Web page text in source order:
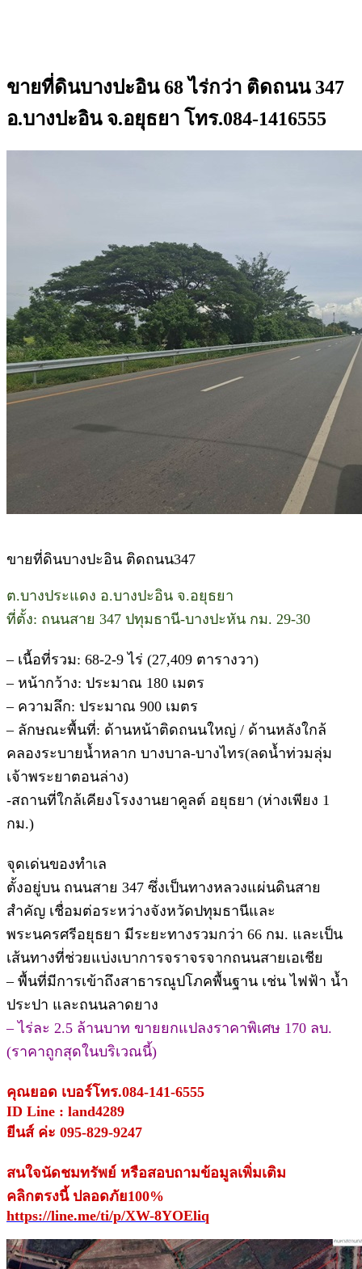
ขายที่ดินบางปะอิน 68 ไร่กว่า ติดถนน 347
อ.บางปะอิน จ.อยุธยา โทร.084-1416555
ขายที่ดินบางปะอิน ติดถนน347
ต.บางประแดง อ.บางปะอิน จ.อยุธยา
ที่ตั้ง: ถนนสาย 347 ปทุมธานี-บางปะหัน กม. 29-30
– เนื้อที่รวม: 68-2-9 ไร่ (27,409 ตารางวา)
– หน้ากว้าง: ประมาณ 180 เมตร
– ความลึก: ประมาณ 900 เมตร
– ลักษณะพื้นที่: ด้านหน้าติดถนนใหญ่ / ด้านหลังใกล้
คลองระบายน้ำหลาก บางบาล-บางไทร(ลดน้ำท่วมลุ่ม
เจ้าพระยาตอนล่าง)
-สถานที่ใกล้เคียงโรงงานยาคูลต์ อยุธยา (ห่างเพียง 1
กม.)
จุดเด่นของทำเล
ตั้งอยู่บน ถนนสาย 347 ซึ่งเป็นทางหลวงแผ่นดินสาย
สำคัญ เชื่อมต่อระหว่างจังหวัดปทุมธานีและ
พระนครศรีอยุธยา มีระยะทางรวมกว่า 66 กม. และเป็น
เส้นทางที่ช่วยแบ่งเบาการจราจรจากถนนสายเอเชีย
– พื้นที่มีการเข้าถึงสาธารณูปโภคพื้นฐาน เช่น ไฟฟ้า น้ำ
ประปา และถนนลาดยาง
– ไร่ละ 2.5 ล้านบาท ขายยกแปลงราคาพิเศษ 170 ลบ.
(ราคาถูกสุดในบริเวณนี้)
คุณยอด เบอร์โทร.084-141-6555
ID Line : land4289
ยีนส์ ค่ะ 095-829-9247
สนใจนัดชมทรัพย์ หรือสอบถามข้อมูลเพิ่มเติม
คลิกตรงนี้ ปลอดภัย100%
https://line.me/ti/p/XW-8YOEliq